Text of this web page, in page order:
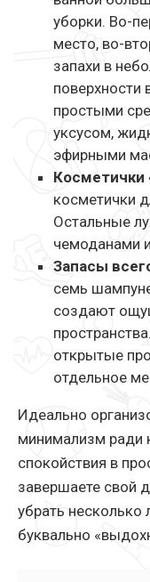
уборки. Во-
место, во-
запахи в
простыми
уксусом,
эфирными
Косметички
косметички
Остальные
чемоданами
Запасы
семь
создают
открытые
отдельное
Идеально
минимализм ради
спокойствия в
завершаете свой
убрать
буквально